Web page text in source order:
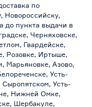
по
Новороссийску,
до пункта выдачи в
Черняховске,
Гвардейске,
Розовке, Иртыше,
Марьяновке, Азово,
Усть-
Усть-
Нижней Омке,
Шербакуле,